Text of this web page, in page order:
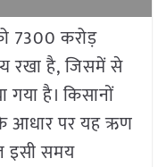
7300 करोड़
रखा है, जिसमें से
गया है। किसानों
आधार पर यह ऋण
इसी समय